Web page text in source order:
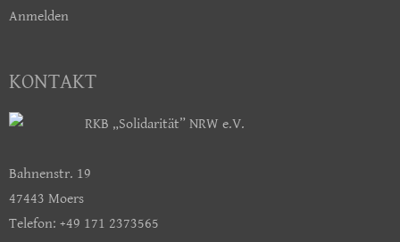
Anmelden
KONTAKT
RKB „Solidarität” NRW e.V.
Bahnenstr. 19
47443 Moers
Telefon: +49 171 2373565